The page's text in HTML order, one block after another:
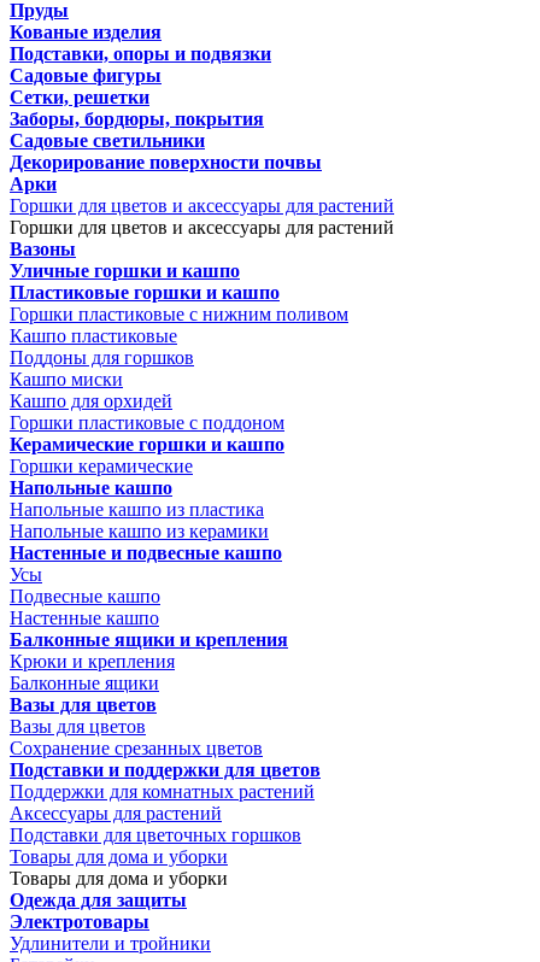
Пруды
Кованые изделия
Подставки, опоры и подвязки
Садовые фигуры
Сетки, решетки
Заборы, бордюры, покрытия
Садовые светильники
Декорирование поверхности почвы
Арки
Горшки для цветов и аксессуары для растений
Горшки для цветов и аксессуары для растений
Вазоны
Уличные горшки и кашпо
Пластиковые горшки и кашпо
Горшки пластиковые с нижним поливом
Кашпо пластиковые
Поддоны для горшков
Кашпо миски
Кашпо для орхидей
Горшки пластиковые с поддоном
Керамические горшки и кашпо
Горшки керамические
Напольные кашпо
Напольные кашпо из пластика
Напольные кашпо из керамики
Настенные и подвесные кашпо
Усы
Подвесные кашпо
Настенные кашпо
Балконные ящики и крепления
Крюки и крепления
Балконные ящики
Вазы для цветов
Вазы для цветов
Сохранение срезанных цветов
Подставки и поддержки для цветов
Поддержки для комнатных растений
Аксессуары для растений
Подставки для цветочных горшков
Товары для дома и уборки
Товары для дома и уборки
Одежда для защиты
Электротовары
Удлинители и тройники